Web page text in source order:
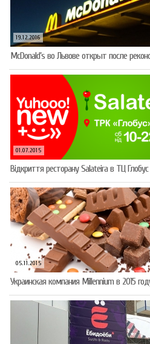
19.12.2016
McDonald’s во Львове открыт после
01.07.2015
Відкриття ресторану Salateirа в ТЦ Глобус
05.11.2015
Украинская компания Millennium в 2015